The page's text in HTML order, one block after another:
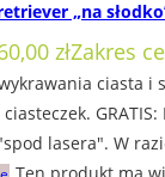
„na
złZakres
ciasta i
lasera". W